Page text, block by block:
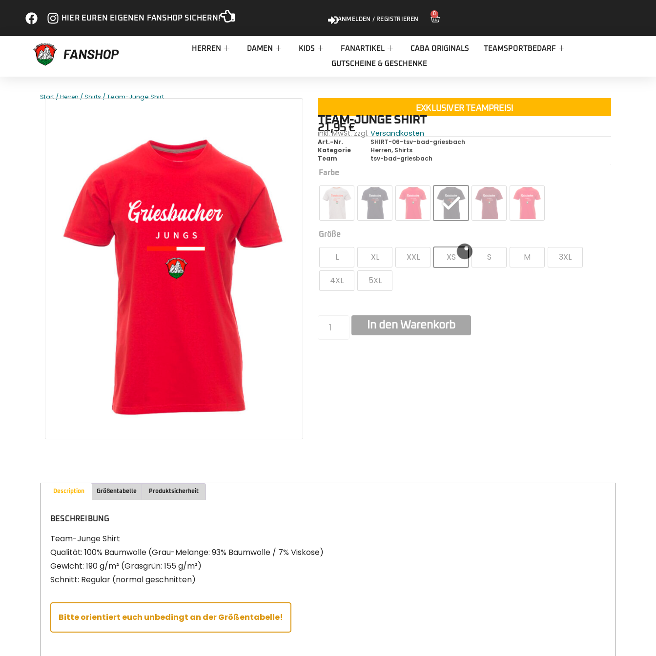
HIER EUREN EIGENEN FANSHOP SICHERN! ANMELDEN / REGISTRIEREN
0
HERREN DAMEN KIDS FANARTIKEL CABA ORIGINALS TEAMSPORTBEDARF
GUTSCHEINE & GESCHENKE
Start/Herren/Shirts/ Team-Junge Shirt
EXKLUSIVER TEAMPREIS!
TEAM-JUNGE SHIRT
21,95€
inkl. MwSt. zzgl.Versandkosten
Art.-Nr.
SHIRT-06-tsv-bad-griesbach
Kategorie
Herren, Shirts
Team
tsv-bad-griesbach
Farbe
Größe
L XL XXL XS S M 3XL
4XL 5XL
In den Warenkorb
Description Größentabelle Produktsicherheit
BESCHREIBUNG
Team-Junge Shirt
Qualität: 100% Baumwolle (Grau-Melange: 93% Baumwolle / 7% Viskose)
Gewicht: 190 g/m² (Grasgrün: 155 g/m²)
Schnitt: Regular (normal geschnitten)
Bitte orientiert euch unbedingt an der Größentabelle!